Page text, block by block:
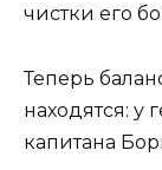
чистки его
Теперь
находятся: у
капитана